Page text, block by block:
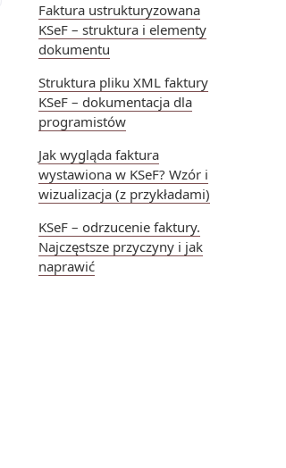
Faktura ustrukturyzowana
KSeF – struktura i elementy
dokumentu
Struktura pliku XML faktury
KSeF – dokumentacja dla
programistów
Jak wygląda faktura
wystawiona w KSeF? Wzór i
wizualizacja (z przykładami)
KSeF – odrzucenie faktury.
Najczęstsze przyczyny i jak
naprawić